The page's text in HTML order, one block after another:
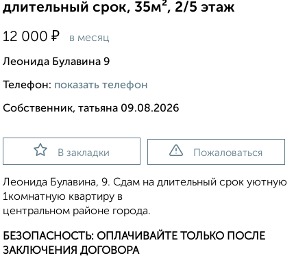
длительный срок, 35м², 2/5 этаж
12 000 ₽ в месяц
Леонида Булавина 9
Телефон: показать телефон
Собственник, татьяна 09.08.2026
В закладки Пожаловаться
Леонида Булавина, 9. Сдам на длительный срок уютную
1комнатную квартиру в
центральном районе города.
БЕЗОПАСНОСТЬ: ОПЛАЧИВАЙТЕ ТОЛЬКО ПОСЛЕ
ЗАКЛЮЧЕНИЯ ДОГОВОРА